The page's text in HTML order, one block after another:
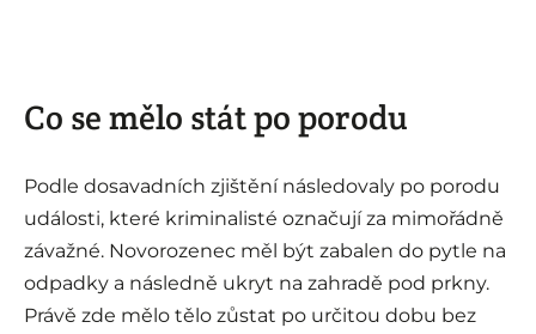
Co se mělo stát po porodu
Podle dosavadních zjištění následovaly po porodu
události, které kriminalisté označují za mimořádně
závažné. Novorozenec měl být zabalen do pytle na
odpadky a následně ukryt na zahradě pod prkny.
Právě zde mělo tělo zůstat po určitou dobu bez